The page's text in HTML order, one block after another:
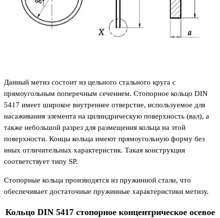
Данный метиз состоит из цельного стального круга с
прямоугольным поперечным сечением. Стопорное кольцо DIN
5417 имеет широкое внутреннее отверстие, используемое для
насаживания элемента на цилиндрическую поверхность (вал), а
также небольшой разрез для размещения кольца на этой
поверхности. Концы кольца имеют прямоугольную форму без
иных отличительных характеристик. Такая конструкция
соответствует типу SP.
Стопорные кольца производятся из пружинной стали, что
обеспечивает достаточные пружинные характеристики метизу.
Кольцо DIN 5417 стопорное концентрическое осевое